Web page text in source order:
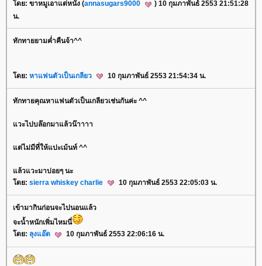
ดย: ขาหมูเอาแต่หนัง (annasugars9000
) 10 กุมภาพันธ์ 2553 21:51:28
น.
ทักทายยามค่ำคืนจ้า^^
ดย: หาแฟนตัวเป็นเกลียว 10 กุมภาพันธ์ 2553 21:54:34 น.
ทักทายคุณหาแฟนตัวเป็นเกลียวเช่นกันค่ะ ^^
วะไปบล๊อกมาแล้วน๊าาาา
ต่ไม่มีที่ให้แปะเม้นท์ ^^
ล้วแวะมาบ่อยๆ นะ
ดย: sierra whiskey charlie 10 กุมภาพันธ์ 2553 22:05:03 น.
เข้ามากินก่อนจะไปนอนแล้ว
จะน้ำหนักเพิ่มไหมนี่
ดย: ลุงแอ๊ด 10 กุมภาพันธ์ 2553 22:06:16 น.